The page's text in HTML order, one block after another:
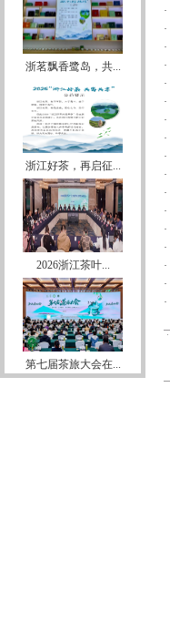
浙茗飘香鹭岛，共...
浙江好茶，再启征...
2026浙江茶叶...
第七届茶旅大会在...
·
·
·
·
·
·
·
·
·
·
·
·
·
·
·
·
·